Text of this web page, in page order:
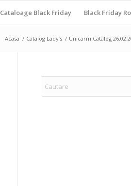
Cataloage Black Friday Black Friday
Acasa / Catalog Lady’s / Unicarm Catalog